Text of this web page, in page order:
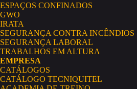
ESPAÇOS CONFINADOS
GWO
IRATA
SEGURANÇA CONTRA INCÊNDIOS
SEGURANÇA LABORAL
TRABALHOS EM ALTURA
EMPRESA
CATÁLOGOS
CATÁLOGO TECNIQUITEL